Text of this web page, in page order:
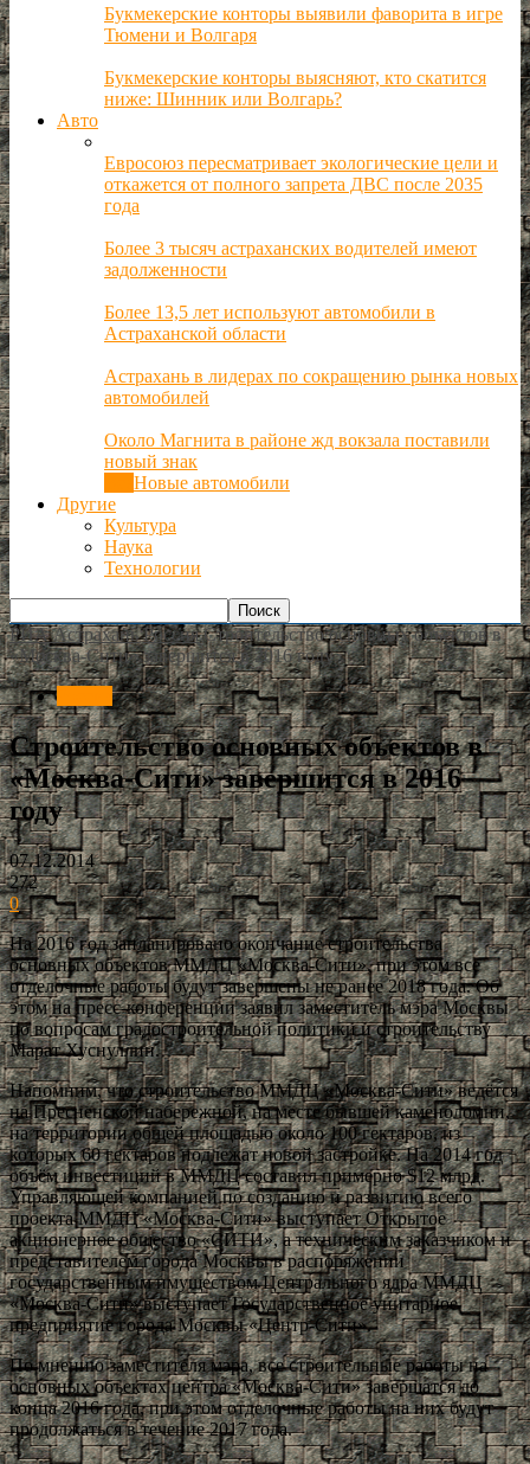
Букмекерские конторы выявили фаворита в игре
Тюмени и Волгаря
Букмекерские конторы выясняют, кто скатится
ниже: Шинник или Волгарь?
Авто
Евросоюз пересматривает экологические цели и
откажется от полного запрета ДВС после 2035
года
Более 3 тысяч астраханских водителей имеют
задолженности
Более 13,5 лет используют автомобили в
Астраханской области
Астрахань в лидерах по сокращению рынка новых
автомобилей
Около Магнита в районе жд вокзала поставили
новый знак
Новые автомобили
Другие
Культура
Наука
Технологии
РИА Астрахань Россия Строительство основных объектов в
«Москва-Сити» завершится в 2016 году
Строительство основных объектов в
«Москва-Сити» завершится в 2016
году
07.12.2014
272
0
На 2016 год запланировано окончание строительства
основных объектов ММДЦ «Москва-Сити», при этом все
отделочные работы будут завершены не ранее 2018 года. Об
этом на пресс-конференции заявил заместитель мэра Москвы
по вопросам градостроительной политики и строительству
Марат Хуснуллин.
Напомним, что строительство ММДЦ «Москва-Сити» ведётся
на Пресненской набережной, на месте бывшей каменоломни,
на территории общей площадью около 100 гектаров, из
которых 60 гектаров подлежат новой застройке. На 2014 год
объём инвестиций в ММДЦ составил примерно $12 млрд.
Управляющей компанией по созданию и развитию всего
проекта ММДЦ «Москва-Сити» выступает Открытое
акционерное общество «СИТИ», а техническим заказчиком и
представителем города Москвы в распоряжении
государственным имуществом Центрального ядра ММДЦ
«Москва-Сити» выступает Государственное унитарное
предприятие города Москвы «Центр-Сити».
По мнению заместителя мэра, все строительные работы на
основных объектах центра «Москва-Сити» завершатся до
конца 2016 года, при этом отделочные работы на них будут
продолжаться в течение 2017 года.